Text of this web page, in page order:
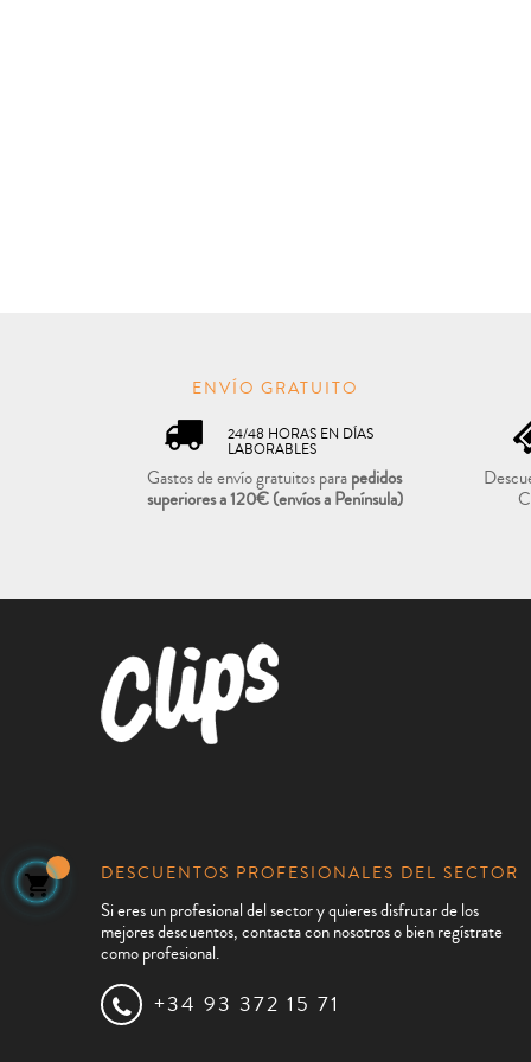
ENVÍO GRATUITO
24/48 HORAS EN DÍAS
LABORABLES
Gastos de envío gratuitos parapedidos
superiores a 120€(envíos a Península)
DESCUENTOS PROFESIONALES DEL SECTOR
Si eres un profesional del sector y quieres disfrutar de los
mejores descuentos, contacta con nosotros o bien regístrate
como profesional.
+34 93 372 15 71
